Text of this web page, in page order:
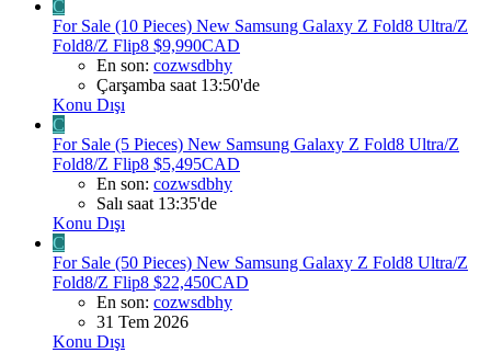
C
For Sale (10 Pieces) New Samsung Galaxy Z Fold8 Ultra/Z
Fold8/Z Flip8 $9,990CAD
En son: cozwsdbhy
Çarşamba saat 13:50'de
Konu Dışı
C
For Sale (5 Pieces) New Samsung Galaxy Z Fold8 Ultra/Z
Fold8/Z Flip8 $5,495CAD
En son: cozwsdbhy
Salı saat 13:35'de
Konu Dışı
C
For Sale (50 Pieces) New Samsung Galaxy Z Fold8 Ultra/Z
Fold8/Z Flip8 $22,450CAD
En son: cozwsdbhy
31 Tem 2026
Konu Dışı